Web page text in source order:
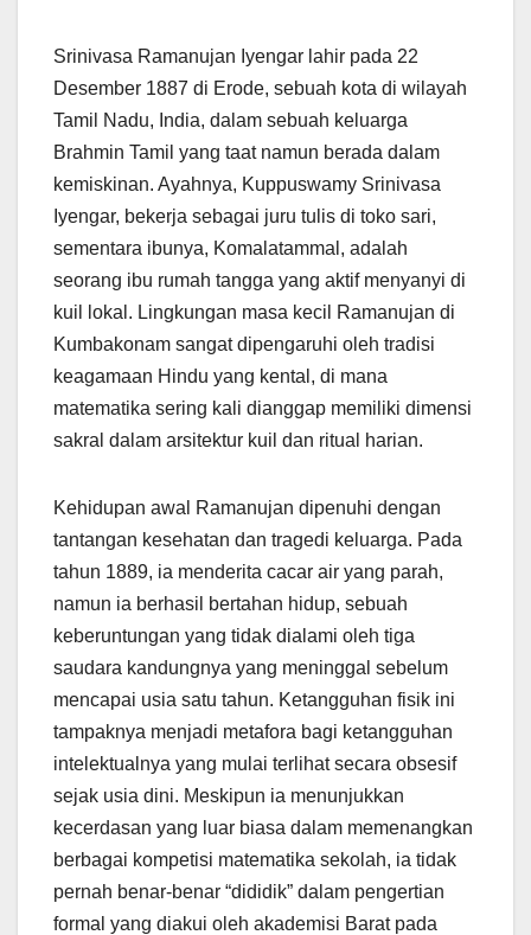
Srinivasa Ramanujan Iyengar lahir pada 22
Desember 1887 di Erode, sebuah kota di wilayah
Tamil Nadu, India, dalam sebuah keluarga
Brahmin Tamil yang taat namun berada dalam
kemiskinan. Ayahnya, Kuppuswamy Srinivasa
Iyengar, bekerja sebagai juru tulis di toko sari,
sementara ibunya, Komalatammal, adalah
seorang ibu rumah tangga yang aktif menyanyi di
kuil lokal. Lingkungan masa kecil Ramanujan di
Kumbakonam sangat dipengaruhi oleh tradisi
keagamaan Hindu yang kental, di mana
matematika sering kali dianggap memiliki dimensi
sakral dalam arsitektur kuil dan ritual harian.
Kehidupan awal Ramanujan dipenuhi dengan
tantangan kesehatan dan tragedi keluarga. Pada
tahun 1889, ia menderita cacar air yang parah,
namun ia berhasil bertahan hidup, sebuah
keberuntungan yang tidak dialami oleh tiga
saudara kandungnya yang meninggal sebelum
mencapai usia satu tahun. Ketangguhan fisik ini
tampaknya menjadi metafora bagi ketangguhan
intelektualnya yang mulai terlihat secara obsesif
sejak usia dini. Meskipun ia menunjukkan
kecerdasan yang luar biasa dalam memenangkan
berbagai kompetisi matematika sekolah, ia tidak
pernah benar-benar “dididik” dalam pengertian
formal yang diakui oleh akademisi Barat pada